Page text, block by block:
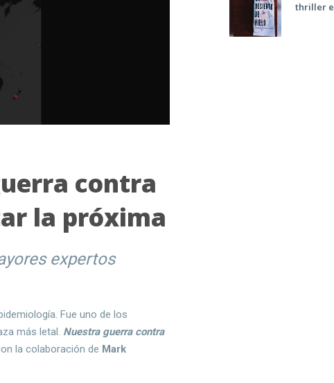
contra
la próxima
expertos
Fue uno de los
más letal. Nuestra guerra contra
la colaboración de Mark
thriller